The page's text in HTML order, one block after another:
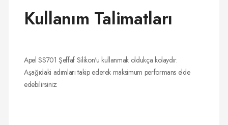
Kullanım Talimatları
Apel SS701 Şeffaf Silikon'u kullanmak oldukça kolaydır.
Aşağıdaki adımları takip ederek maksimum performans elde
edebilirsiniz: